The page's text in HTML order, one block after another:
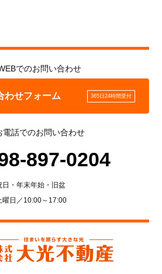
でのお問い合わせ
わせフォーム 365日24時間受付
電話でのお問い合わせ
897-0204
日・年末年始・旧盆
曜日／10:00～17:00